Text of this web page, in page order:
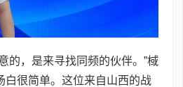
的，是来寻找同频的伙伴。”棫
白很简单。这位来自山西的战